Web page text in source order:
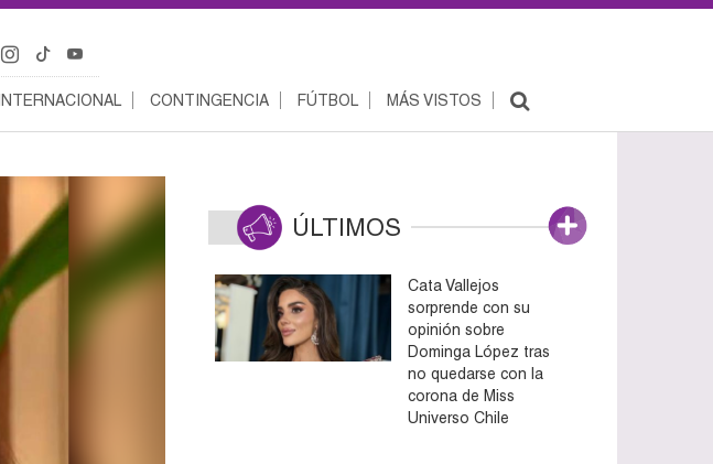
INTERNACIONAL CONTINGENCIA FÚTBOL MÁS VISTOS
ÚLTIMOS
Cata Vallejos
sorprende con su
opinión sobre
Dominga López tras
no quedarse con la
corona de Miss
Universo Chile